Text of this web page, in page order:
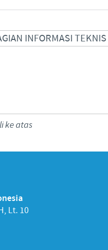
INFORMASI TEKNIS
ke atas
Lt. 10